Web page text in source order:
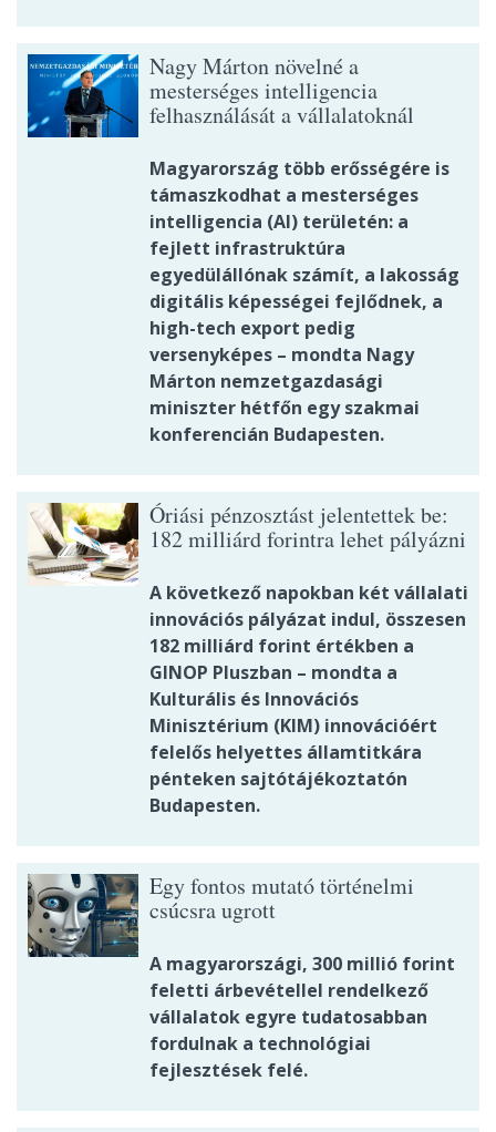
Nagy Márton növelné a
mesterséges intelligencia
felhasználását a vállalatoknál
Magyarország több erősségére is
támaszkodhat a mesterséges
intelligencia (AI) területén: a
fejlett infrastruktúra
egyedülállónak számít, a lakosság
digitális képességei fejlődnek, a
high-tech export pedig
versenyképes – mondta Nagy
Márton nemzetgazdasági
miniszter hétfőn egy szakmai
konferencián Budapesten.
Óriási pénzosztást jelentettek be:
182 milliárd forintra lehet pályázni
A következő napokban két vállalati
innovációs pályázat indul, összesen
182 milliárd forint értékben a
GINOP Pluszban – mondta a
Kulturális és Innovációs
Minisztérium (KIM) innovációért
felelős helyettes államtitkára
pénteken sajtótájékoztatón
Budapesten.
Egy fontos mutató történelmi
csúcsra ugrott
A magyarországi, 300 millió forint
feletti árbevétellel rendelkező
vállalatok egyre tudatosabban
fordulnak a technológiai
fejlesztések felé.